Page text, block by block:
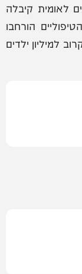
חולים לאומית קיבלה
הורחבו
למיליון ילדים